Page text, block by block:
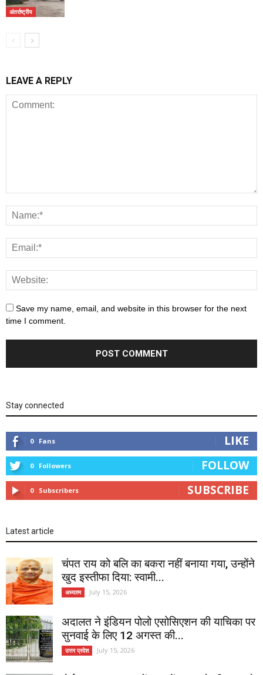
अंतर्राष्ट्रीय
LEAVE A REPLY
Save my name, email, and website in this browser for the next
time I comment.
Stay connected
0 Fans LIKE
0 Followers FOLLOW
0 Subscribers SUBSCRIBE
Latest article
चंपत राय को बलि का बकरा नहीं बनाया गया, उन्होंने
खुद इस्तीफा दिया: स्वामी...
अध्यात्म July 15, 2026
अदालत ने इंडियन पोलो एसोसिएशन की याचिका पर
सुनवाई के लिए 12 अगस्त की...
उत्तर प्रदेश July 15, 2026